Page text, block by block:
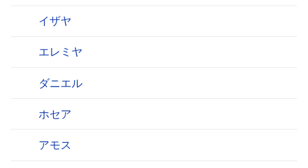
イザヤ
エレミヤ
ダニエル
ホセア
アモス